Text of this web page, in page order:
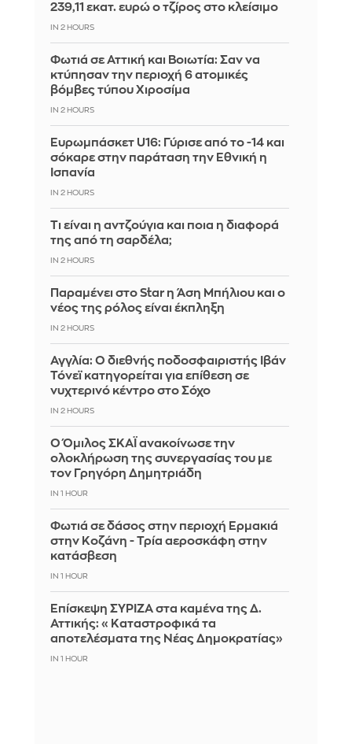
239,11 εκατ. ευρώ ο τζίρος στο κλείσιμο
IN 2 HOURS
Φωτιά σε Αττική και Βοιωτία: Σαν να
κτύπησαν την περιοχή 6 ατομικές
βόμβες τύπου Χιροσίμα
IN 2 HOURS
Ευρωμπάσκετ U16: Γύρισε από το -14 και
σόκαρε στην παράταση την Εθνική η
Ισπανία
IN 2 HOURS
Τι είναι η αντζούγια και ποια η διαφορά
της από τη σαρδέλα;
IN 2 HOURS
Παραμένει στο Star η Άση Μπήλιου και ο
νέος της ρόλος είναι έκπληξη
IN 2 HOURS
Αγγλία: Ο διεθνής ποδοσφαιριστής Ιβάν
Τόνεϊ κατηγορείται για επίθεση σε
νυχτερινό κέντρο στο Σόχο
IN 2 HOURS
Ο Όμιλος ΣΚΑΪ ανακοίνωσε την
ολοκλήρωση της συνεργασίας του με
τον Γρηγόρη Δημητριάδη
IN 1 HOUR
Φωτιά σε δάσος στην περιοχή Ερμακιά
στην Κοζάνη - Τρία αεροσκάφη στην
κατάσβεση
IN 1 HOUR
Επίσκεψη ΣΥΡΙΖΑ στα καμένα της Δ.
Αττικής: «Καταστροφικά τα
αποτελέσματα της Νέας Δημοκρατίας»
IN 1 HOUR